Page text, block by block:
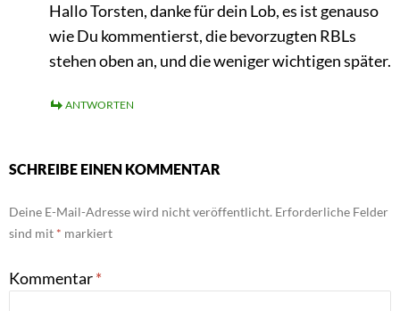
Hallo Torsten, danke für dein Lob, es ist genauso
wie Du kommentierst, die bevorzugten RBLs
stehen oben an, und die weniger wichtigen später.
ANTWORTEN
SCHREIBE EINEN KOMMENTAR
Deine E-Mail-Adresse wird nicht veröffentlicht. Erforderliche Felder
sind mit * markiert
Kommentar*